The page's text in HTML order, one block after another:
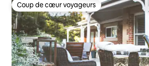
Coup de cœur voyageurs
Coup de cœur voyageurs